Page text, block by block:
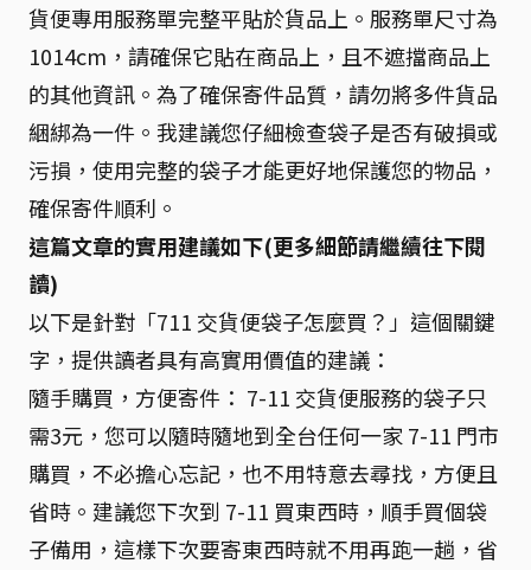
貨便專用服務單完整平貼於貨品上。服務單尺寸為
1014cm，請確保它貼在商品上，且不遮擋商品上
的其他資訊。為了確保寄件品質，請勿將多件貨品
綑綁為一件。我建議您仔細檢查袋子是否有破損或
污損，使用完整的袋子才能更好地保護您的物品，
確保寄件順利。
這篇文章的實用建議如下(更多細節請繼續往下閱
讀)
以下是針對「711 交貨便袋子怎麼買？」這個關鍵
字，提供讀者具有高實用價值的建議：
隨手購買，方便寄件： 7-11 交貨便服務的袋子只
需3元，您可以隨時隨地到全台任何一家 7-11 門市
購買，不必擔心忘記，也不用特意去尋找，方便且
省時。建議您下次到 7-11 買東西時，順手買個袋
子備用，這樣下次要寄東西時就不用再跑一趟，省